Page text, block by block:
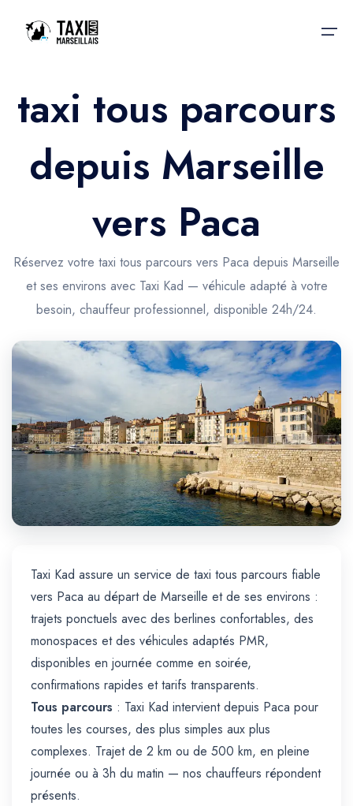
Accueil
Nos services
Nos services
Trajet Gare SNCF
Trajet Port croisière
Trajet Séminaire
Trajet Santé
Trajet Longue Distance
Taxis aéroport
Réservation
Actualités & évènements
Contactez-nous
taxi tous parcours
depuis Marseille
vers Paca
Réservez votre taxi tous parcours vers Paca depuis Marseille
et ses environs avec Taxi Kad — véhicule adapté à votre
besoin, chauffeur professionnel, disponible 24h/24.
Taxi Kad assure un service de taxi tous parcours fiable
vers Paca au départ de Marseille et de ses environs :
trajets ponctuels avec des berlines confortables, des
monospaces et des véhicules adaptés PMR,
disponibles en journée comme en soirée,
confirmations rapides et tarifs transparents.
Tous parcours : Taxi Kad intervient depuis Paca pour
toutes les courses, des plus simples aux plus
complexes. Trajet de 2 km ou de 500 km, en pleine
journée ou à 3h du matin — nos chauffeurs répondent
présents.